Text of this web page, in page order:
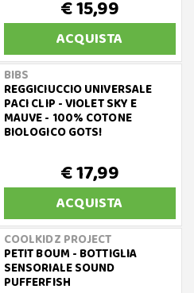
€ 15,99
ACQUISTA
BIBS
REGGICIUCCIO UNIVERSALE
PACI CLIP - VIOLET SKY E
MAUVE - 100% COTONE
BIOLOGICO GOTS!
€ 17,99
ACQUISTA
COOLKIDZ PROJECT
PETIT BOUM - BOTTIGLIA
SENSORIALE SOUND
PUFFERFISH